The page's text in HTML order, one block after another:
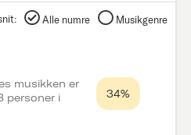
Alle numre Musikgenre
musikken er
personer i
34%